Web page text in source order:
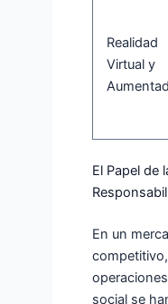
Realidad
Virtual y
El Papel de
En un
social se